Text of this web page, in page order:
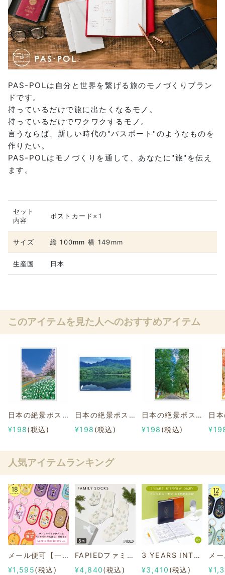
PAS-POLは自分と世界を繋げる旅のモノづくりブラン
ドです。
持っているだけで旅に出たくなるモノ。
持っているだけでワクワクするモノ。
言うならば、新しい時代の"パスポート"のようなものを
作りたい。
PAS-POLはモノづくりを通して、あなたに"旅"を伝え
ます。
セット
内容
ポストカード×1
サイズ 縦 100mm 横 149mm
生産国 日本
このアイテムを見た人へのおすすめアイテム
日本の絶景ポストカード ～春～ 火の山公園/山口
¥198(税込)
日本の絶景ポストカード ～夏～ 鏡池/長野
¥198 (税込)
日本の絶景ポストカード ～夏～ メタセコイア並木/滋賀
¥198 (税込)
人気アイテムランキング
メール便可【一部店舗限定】2/8b PAIR KEY RING Sanrio characters ver.
¥1,595(税込)
FAPIEDファミリーソックスセット 総柄
¥4,840(税込)
3 YEARS INTERVIEW DIARY
¥3,410 (税込)